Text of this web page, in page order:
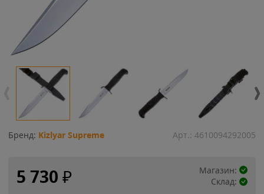
Бренд: Kizlyar Supreme Арт.: 4610094292005
5 730 ₽
Магазин:
Склад: